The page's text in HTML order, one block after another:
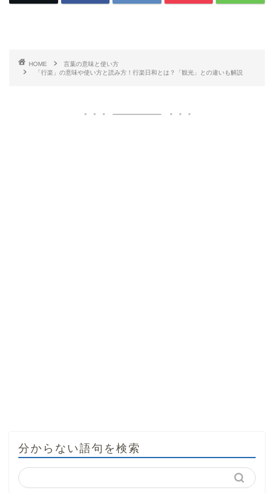
HOME
言葉の意味と使い方
「行楽」の意味や使い方と読み方！行楽日和とは？「観光」との違いも解説
分からない語句を検索